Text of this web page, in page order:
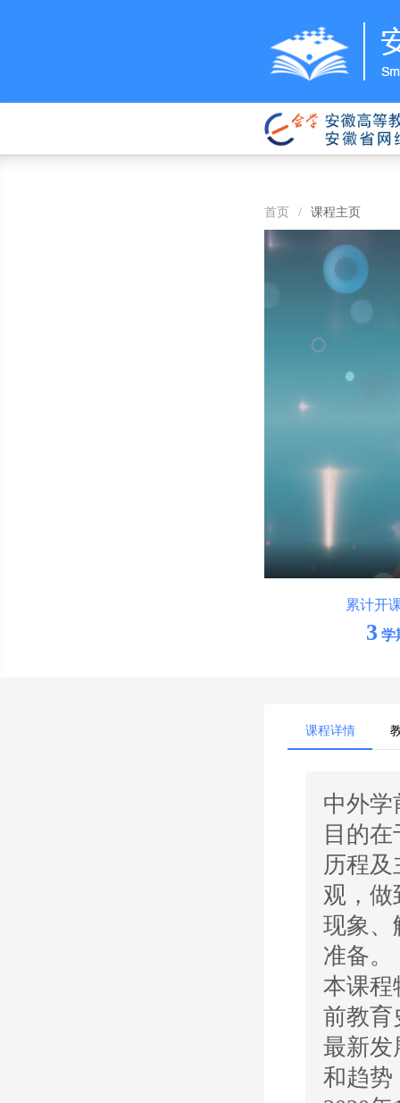
首页 / 课程主页
累计开
3 学
课程详情
中外学
目的
历程
观，做
现象、
准备。
本课程
前教育
最新发
和趋势